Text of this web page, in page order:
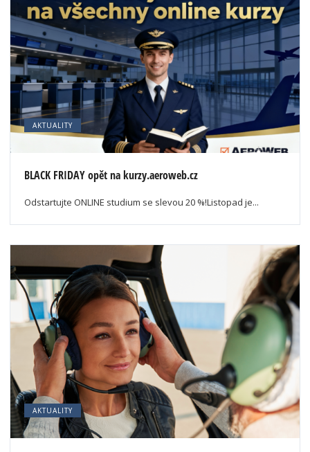
AKTUALITY
BLACK FRIDAY opět na kurzy.aeroweb.cz
Odstartujte ONLINE studium se slevou 20 %!Listopad je...
AKTUALITY